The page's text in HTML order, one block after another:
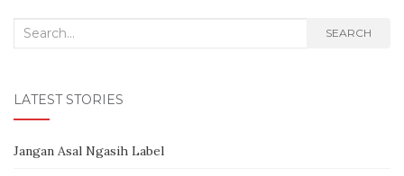
Search for: SEARCH
LATEST STORIES
Jangan Asal Ngasih Label